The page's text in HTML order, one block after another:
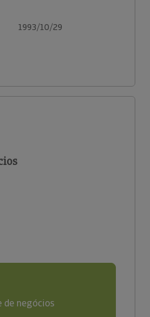
1993/10/29
de negócios